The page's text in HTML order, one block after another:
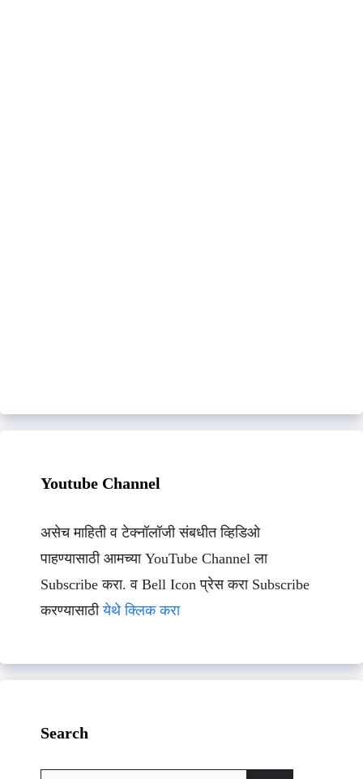
Youtube Channel
असेच माहिती व टेक्नॉलॉजी संबधीत व्हिडिओ
पाहण्यासाठी आमच्या YouTube Channel ला
Subscribe करा. व Bell Icon प्रेस करा Subscribe
करण्यासाठीयेथे क्लिक करा
Search